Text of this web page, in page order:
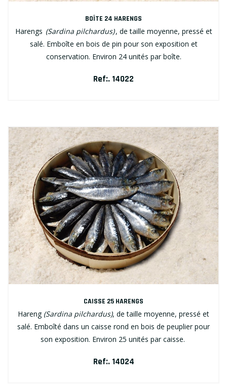
BOÎTE 24 HARENGS
Harengs (Sardina pilchardus), de taille moyenne, pressé et
salé. Emboîte en bois de pin pour son exposition et
conservation. Environ 24 unités par boîte.
Ref:. 14022
CAISSE 25 HARENGS
Hareng (Sardina pilchardus), de taille moyenne, pressé et
salé. Emboîté dans un caisse rond en bois de peuplier pour
son exposition. Environ 25 unités par caisse.
Ref:. 14024